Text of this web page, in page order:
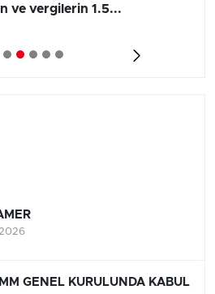
ve vergilerin 1.5...
GENEL KURULUNDA KABUL